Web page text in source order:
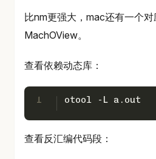
比nm更强大，mac还有一个
MachOView。
查看依赖动态库：
1 otool -L a.out
查看反汇编代码段：